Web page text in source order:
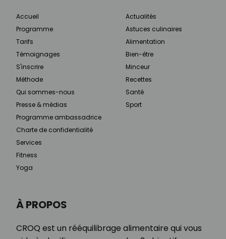
À PROPOS
CROQ est un rééquilibrage alimentaire qui vous
Accueil
Programme
Tarifs
Témoignages
S'inscrire
Méthode
Qui sommes-nous
Presse & médias
Programme ambassadrice
Charte de confidentialité
Services
Fitness
Yoga
Actualités
Astuces culinaires
Alimentation
Bien-être
Minceur
Recettes
Santé
Sport